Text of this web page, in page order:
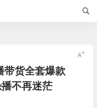
带货全套爆款
不再迷茫